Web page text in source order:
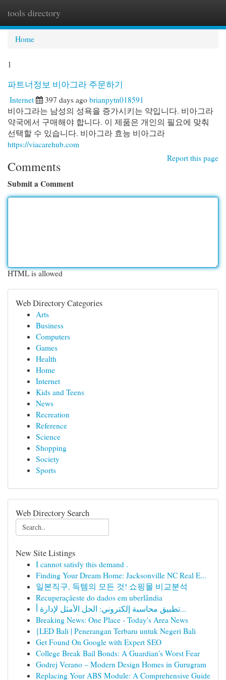
tools directory
Home
1
파트너정보 비아그라 주문하기
Internet 397 days ago brianpytn018591
비아그라는 남성의 성욕을 증가시키는 약입니다. 비아그라
약국에서 구매해야 합니다. 이 제품은 개인의 필요에 맞춰
선택할 수 있습니다. 비아그라 효능 비아그라
https://viacarehub.com
Report this page
Comments
Submit a Comment
HTML is allowed
Web Directory Categories
Arts
Business
Computers
Games
Health
Home
Internet
Kids and Teens
News
Recreation
Reference
Science
Shopping
Society
Sports
Web Directory Search
New Site Listings
I cannot satisfy this demand .
Finding Your Dream Home: Jacksonville NC Real E...
일본직구, 득템의 모든 것! 쇼핑몰 비교분석
Recuperaçãeste do dados em uberlândia
تطبيق محاسبة إلكتروني: الحل الأمثل لإدارة أ...
Breaking News: One Place - Today's Area News
{LED Bali | Penerangan Terbaru untuk Negeri Bali
Get Found On Google with Expert SEO
College Break Bail Bonds: A Guardian's Worst Fear
Godrej Verano – Modern Design Homes in Gurugram
Replacing Your ABS Module: A Comprehensive Guide